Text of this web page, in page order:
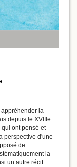
la
depuis le XVIIIe
ont pensé et
perspective d'une
de
la
un autre récit